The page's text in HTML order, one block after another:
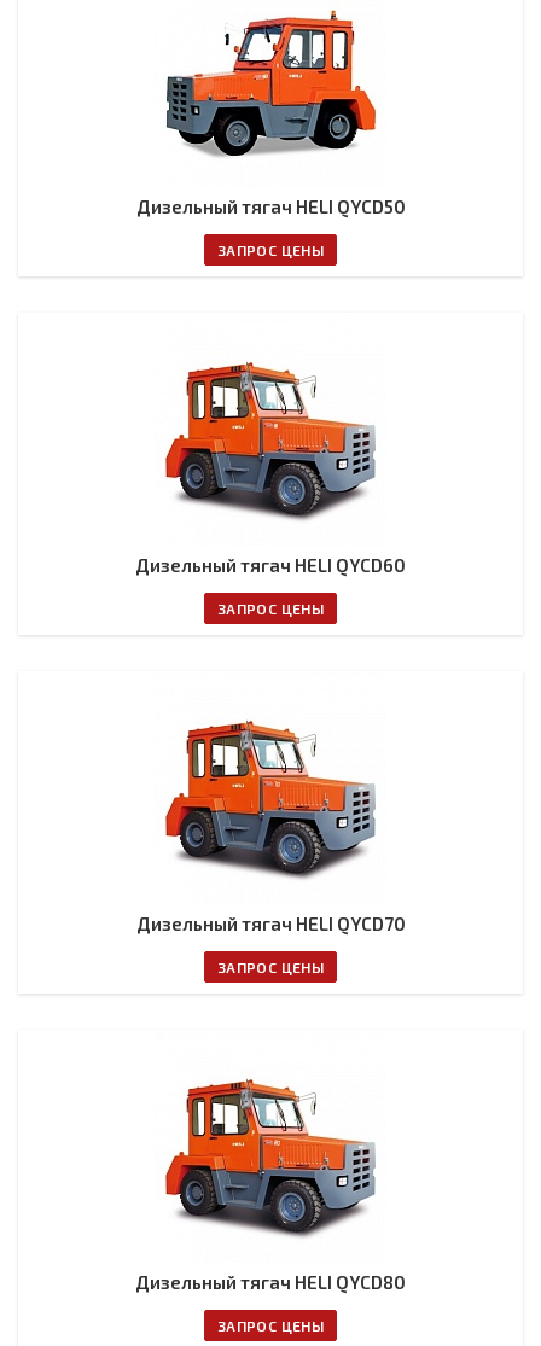
Дизельный тягач HELI QYCD50
ЗАПРОС ЦЕНЫ
Дизельный тягач HELI QYCD60
ЗАПРОС ЦЕНЫ
Дизельный тягач HELI QYCD70
ЗАПРОС ЦЕНЫ
Дизельный тягач HELI QYCD80
ЗАПРОС ЦЕНЫ